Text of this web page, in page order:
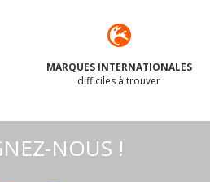
MARQUES INTERNATIONALES
difficiles à trouver
NOUS !